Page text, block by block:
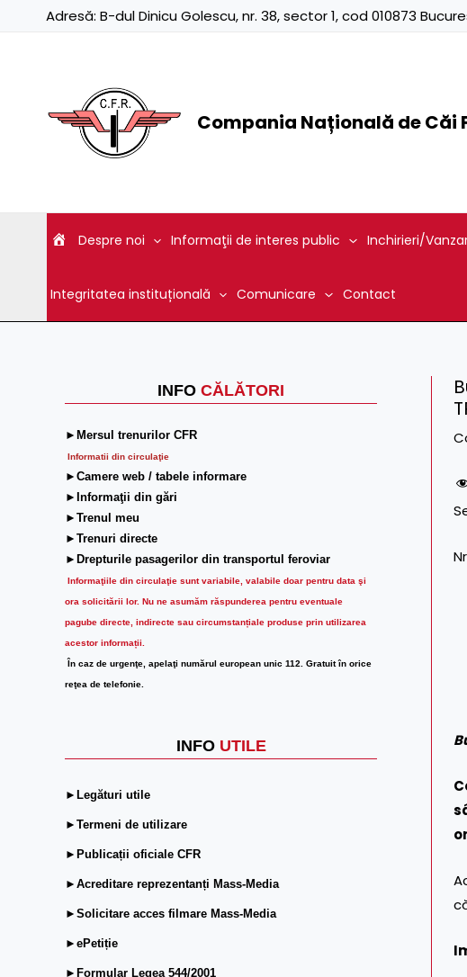
Adresă: B-dul Dinicu Golescu, nr. 38, sector 1, cod 010873
Compania Națională de Căi
Despre noi Informaţii de interes public Inchirieri/
Integritatea instituțională Comunicare Contact
INFO CĂLĂTORI
►Mersul trenurilor CFR
Informatii din circulaţie
►Camere web / tabele informare
►Informaţii din gări
►Trenul meu
►Trenuri directe
►Drepturile pasagerilor din transportul feroviar
Informaţiile din circulaţie sunt variabile, valabile doar pentru data şi
ora solicitării lor. Nu ne asumăm răspunderea pentru eventuale
pagube directe, indirecte sau circumstanțiale produse prin utilizarea
acestor informații.
În caz de urgenţe, apelaţi numărul european unic 112. Gratuit în orice
reţea de telefonie.
INFO UTILE
►Legături utile
►Termeni de utilizare
►Publicații oficiale CFR
►Acreditare reprezentanți Mass-Media
►Solicitare acces filmare Mass-Media
►ePetiție
►Formular Legea 544/2001